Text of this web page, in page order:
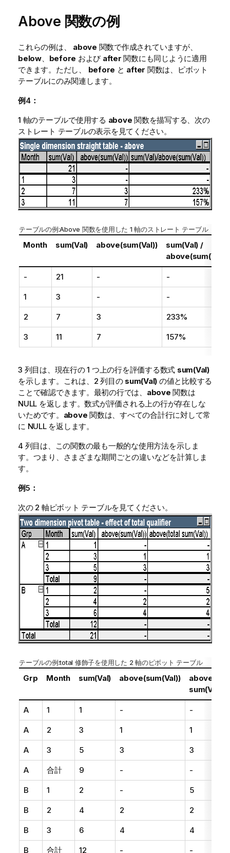
Above 関数の例
これらの例は、 above 関数で作成されていますが、
below、 before および after 関数にも同じように適用
できます。ただし、 before と after 関数は、ピボット
テーブルにのみ関連します。
例4：
1 軸のテーブルで使用する above 関数を描写する、次の
ストレート テーブルの表示を見てください。
テーブルの例:Above 関数を使用した 1 軸のストレート テーブル
Month sum(Val) above(sum(Val))
sum(Val) /
above(sum(Val))
- 21 - -
1 3 - -
2 7 3 233%
3 11 7 157%
3 列目は、現在行の 1 つ上の行を評価する数式 sum(Val)
を示します。これは、2 列目の sum(Val) の値と比較する
ことで確認できます。最初の行では、 above 関数は
NULL を返します。数式が評価される上の行が存在しな
いためです。 above 関数は、すべての合計行に対して常
に NULL を返します。
4 列目は、この関数の最も一般的な使用方法を示しま
す。つまり、さまざまな期間ごとの違いなどを計算しま
す。
例5：
次の 2 軸ピボット テーブルを見てください。
テーブルの例:total 修飾子を使用した 2 軸のピボット テーブル
Grp Month sum(Val) above(sum(Val))
sum(Val))
A 1 1 - -
A 2 3 1 1
A 3 5 3 3
A 合計 9 - -
B 1 2 - 5
B 2 4 2 2
B 3 6 4 4
B 合計 12 - -